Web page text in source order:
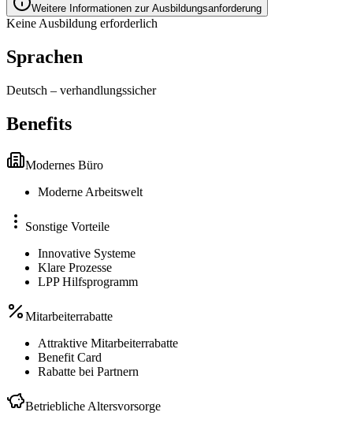
Weitere Informationen zur Ausbildungsanforderung
Keine Ausbildung erforderlich
Sprachen
Deutsch – verhandlungssicher
Benefits
Modernes Büro
Moderne Arbeitswelt
Sonstige Vorteile
Innovative Systeme
Klare Prozesse
LPP Hilfsprogramm
Mitarbeiterrabatte
Attraktive Mitarbeiterrabatte
Benefit Card
Rabatte bei Partnern
Betriebliche Altersvorsorge